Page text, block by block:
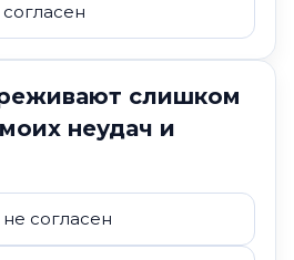
слишком
неудач и
согласен